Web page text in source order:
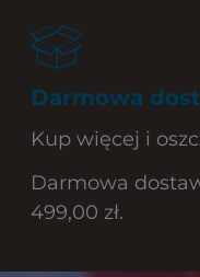
Darmowa
Kup więcej i
Darmowa
499,00 zł.